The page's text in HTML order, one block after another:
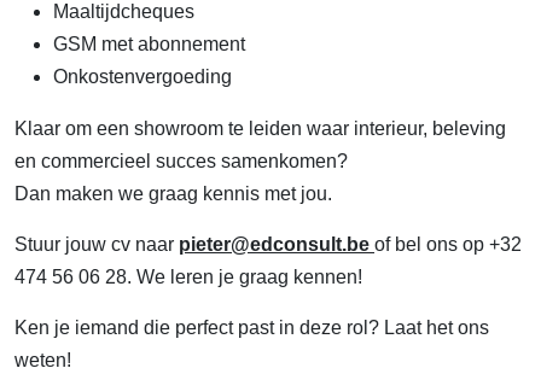
Maaltijdcheques
GSM met abonnement
Onkostenvergoeding
Klaar om een showroom te leiden waar interieur, beleving
en commercieel succes samenkomen?
Dan maken we graag kennis met jou.
Stuur jouw cv naar pieter@edconsult.be of bel ons op +32
474 56 06 28. We leren je graag kennen!
Ken je iemand die perfect past in deze rol? Laat het ons
weten!